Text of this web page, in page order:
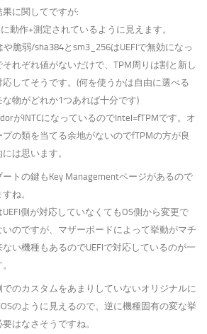
果に関してですが:
動作+測定されているように見えます。
や脆弱/sha384とsm3_256はUEFIで無効になっ
れぞれ値がないだけで、TPM周りは割と新し
応してそうです。(何を使うかは自由に選べる
物がどれか1つあれば十分です)
がINTCになっているのでIntel=fTPMです。オ
プの類を当てる余地がないのでfTPMの方が良
は思います。
ートの鍵もKey Managementページがあるので
ね。
側が対応していなくてもOS側から変更で
いのですが、マザーボードによって挙動がマチ
ない機種もあるのでUEFIで対応しているのが一
でのカスタムをあまりしていないオリジナルに
のように見えるので、逆に機種固有の変な挙
はなさそうですね。